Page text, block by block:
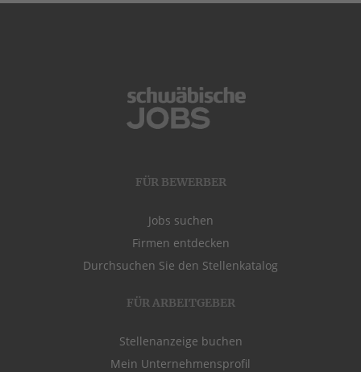
FÜR BEWERBER
Jobs suchen
Firmen entdecken
Durchsuchen Sie den Stellenkatalog
FÜR ARBEITGEBER
Stellenanzeige buchen
Mein Unternehmensprofil